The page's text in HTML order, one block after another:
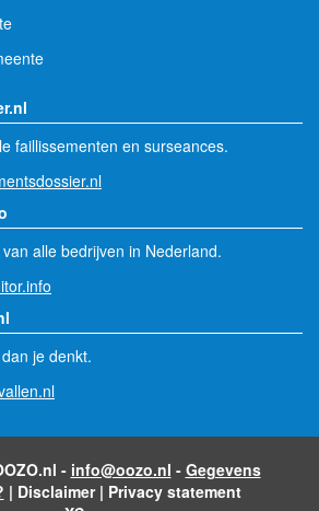
faillissementen en surseances.
alle bedrijven in Nederland.
je denkt.
- info@oozo.nl - Gegevens
| Disclaimer| Privacy statement